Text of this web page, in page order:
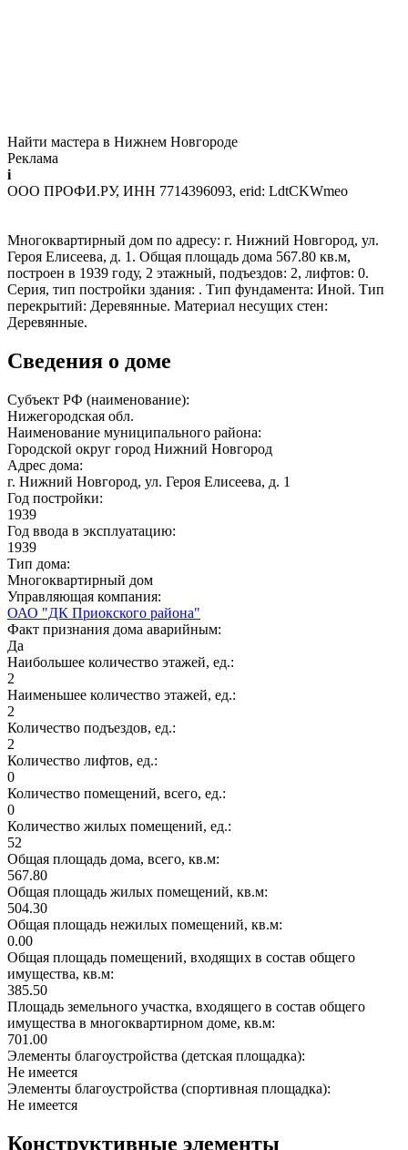
Найти мастера в Нижнем Новгороде
Реклама
i
ООО ПРОФИ.РУ, ИНН 7714396093, erid: LdtCKWmeo
Многоквартирный дом по адресу: г. Нижний Новгород, ул.
Героя Елисеева, д. 1. Общая площадь дома 567.80 кв.м,
построен в 1939 году, 2 этажный, подъездов: 2, лифтов: 0.
Серия, тип постройки здания: . Тип фундамента: Иной. Тип
перекрытий: Деревянные. Материал несущих стен:
Деревянные.
Сведения о доме
Субъект РФ (наименование):
Нижегородская обл.
Наименование муниципального района:
Городской округ город Нижний Новгород
Адрес дома:
г. Нижний Новгород, ул. Героя Елисеева, д. 1
Год постройки:
1939
Год ввода в эксплуатацию:
1939
Тип дома:
Многоквартирный дом
Управляющая компания:
ОАО "ДК Приокского района"
Факт признания дома аварийным:
Да
Наибольшее количество этажей, ед.:
2
Наименьшее количество этажей, ед.:
2
Количество подъездов, ед.:
2
Количество лифтов, ед.:
0
Количество помещений, всего, ед.:
0
Количество жилых помещений, ед.:
52
Общая площадь дома, всего, кв.м:
567.80
Общая площадь жилых помещений, кв.м:
504.30
Общая площадь нежилых помещений, кв.м:
0.00
Общая площадь помещений, входящих в состав общего
имущества, кв.м:
385.50
Площадь земельного участка, входящего в состав общего
имущества в многоквартирном доме, кв.м:
701.00
Элементы благоустройства (детская площадка):
Не имеется
Элементы благоустройства (спортивная площадка):
Не имеется
Конструктивные элементы